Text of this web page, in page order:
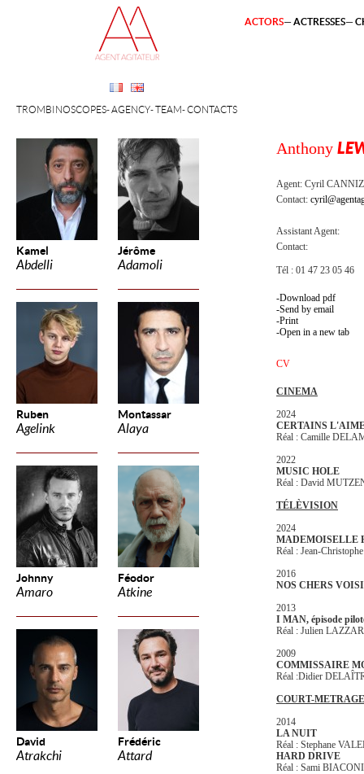
Kamel
Abdelli
Jérôme
Adamoli
Ruben
Agelink
Montassar
Alaya
Johnny
Amaro
Féodor
Atkine
David
Atrakchi
Frédéric
Attard
TROMBINOSCOPES AGENCY TEAM CONTACTS
ACTORS ACTRESSES
Anthony
Agent: Cyril
Contact:
Assistant Agent:
Contact:
Tél : 01 47 23 05 46
Download pdf
Send by email
Print
Open in a new tab
CV
CINEMA
2024
CERTAINS
Réal : Camille
2022
MUSIC HOLE
Réal : David
TÉLÈVISION
2024
MADEMOISELLE
Réal : Jean-
2016
NOS CHERS
2013
I MAN, épisode
Réal : Julien
2009
COMMISSAIRE
Réal :Didier
COURT-METRAGE
2014
LA NUIT
Réal : Stephane
HARD DRIVE
Réal : Sami BIACONI